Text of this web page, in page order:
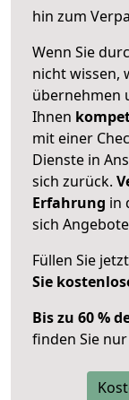
hin zum
Wenn Sie
nicht wissen,
übernehmen
Ihnen
mit einer
Dienste in
sich zurück.
Erfahrung in
sich
Füllen Sie
Sie
Bis zu 60 %
finden Sie